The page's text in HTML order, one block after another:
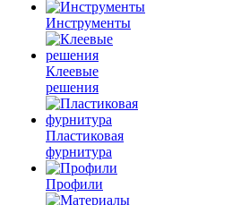
Инструменты
Клеевые
решения
Пластиковая
фурнитура
Профили